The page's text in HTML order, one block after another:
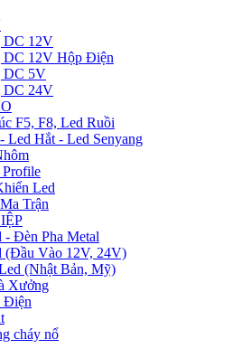
DC 12V
DC 12V Hộp Điện
DC 5V
DC 24V
F5, F8, Led Ruồi
Led Hắt - Led Senyang
Profile
Led
Trận
- Đèn Pha Metal
(Đầu Vào 12V, 24V)
(Nhật Bản, Mỹ)
Xưởng
Điện
cháy nổ